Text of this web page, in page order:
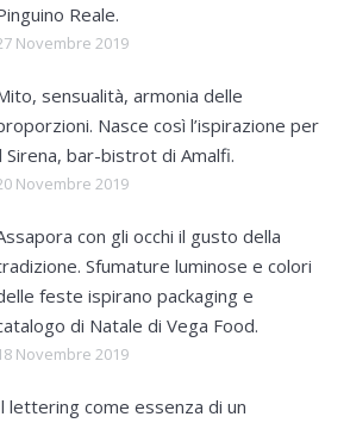
Reale.
Novembre 2019
sensualità, armonia delle
Nasce così l’ispirazione per
Sirena, bar-bistrot di Amalfi.
Novembre 2019
con gli occhi il gusto della
Sfumature luminose e colori
feste ispirano packaging e
di Natale di Vega Food.
Novembre 2019
lettering come essenza di un